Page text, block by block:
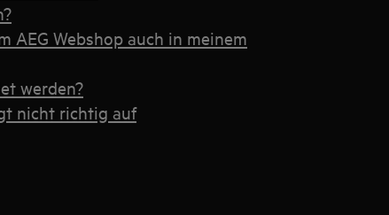
AEG Webshop auch in meinem
werden?
nicht richtig auf